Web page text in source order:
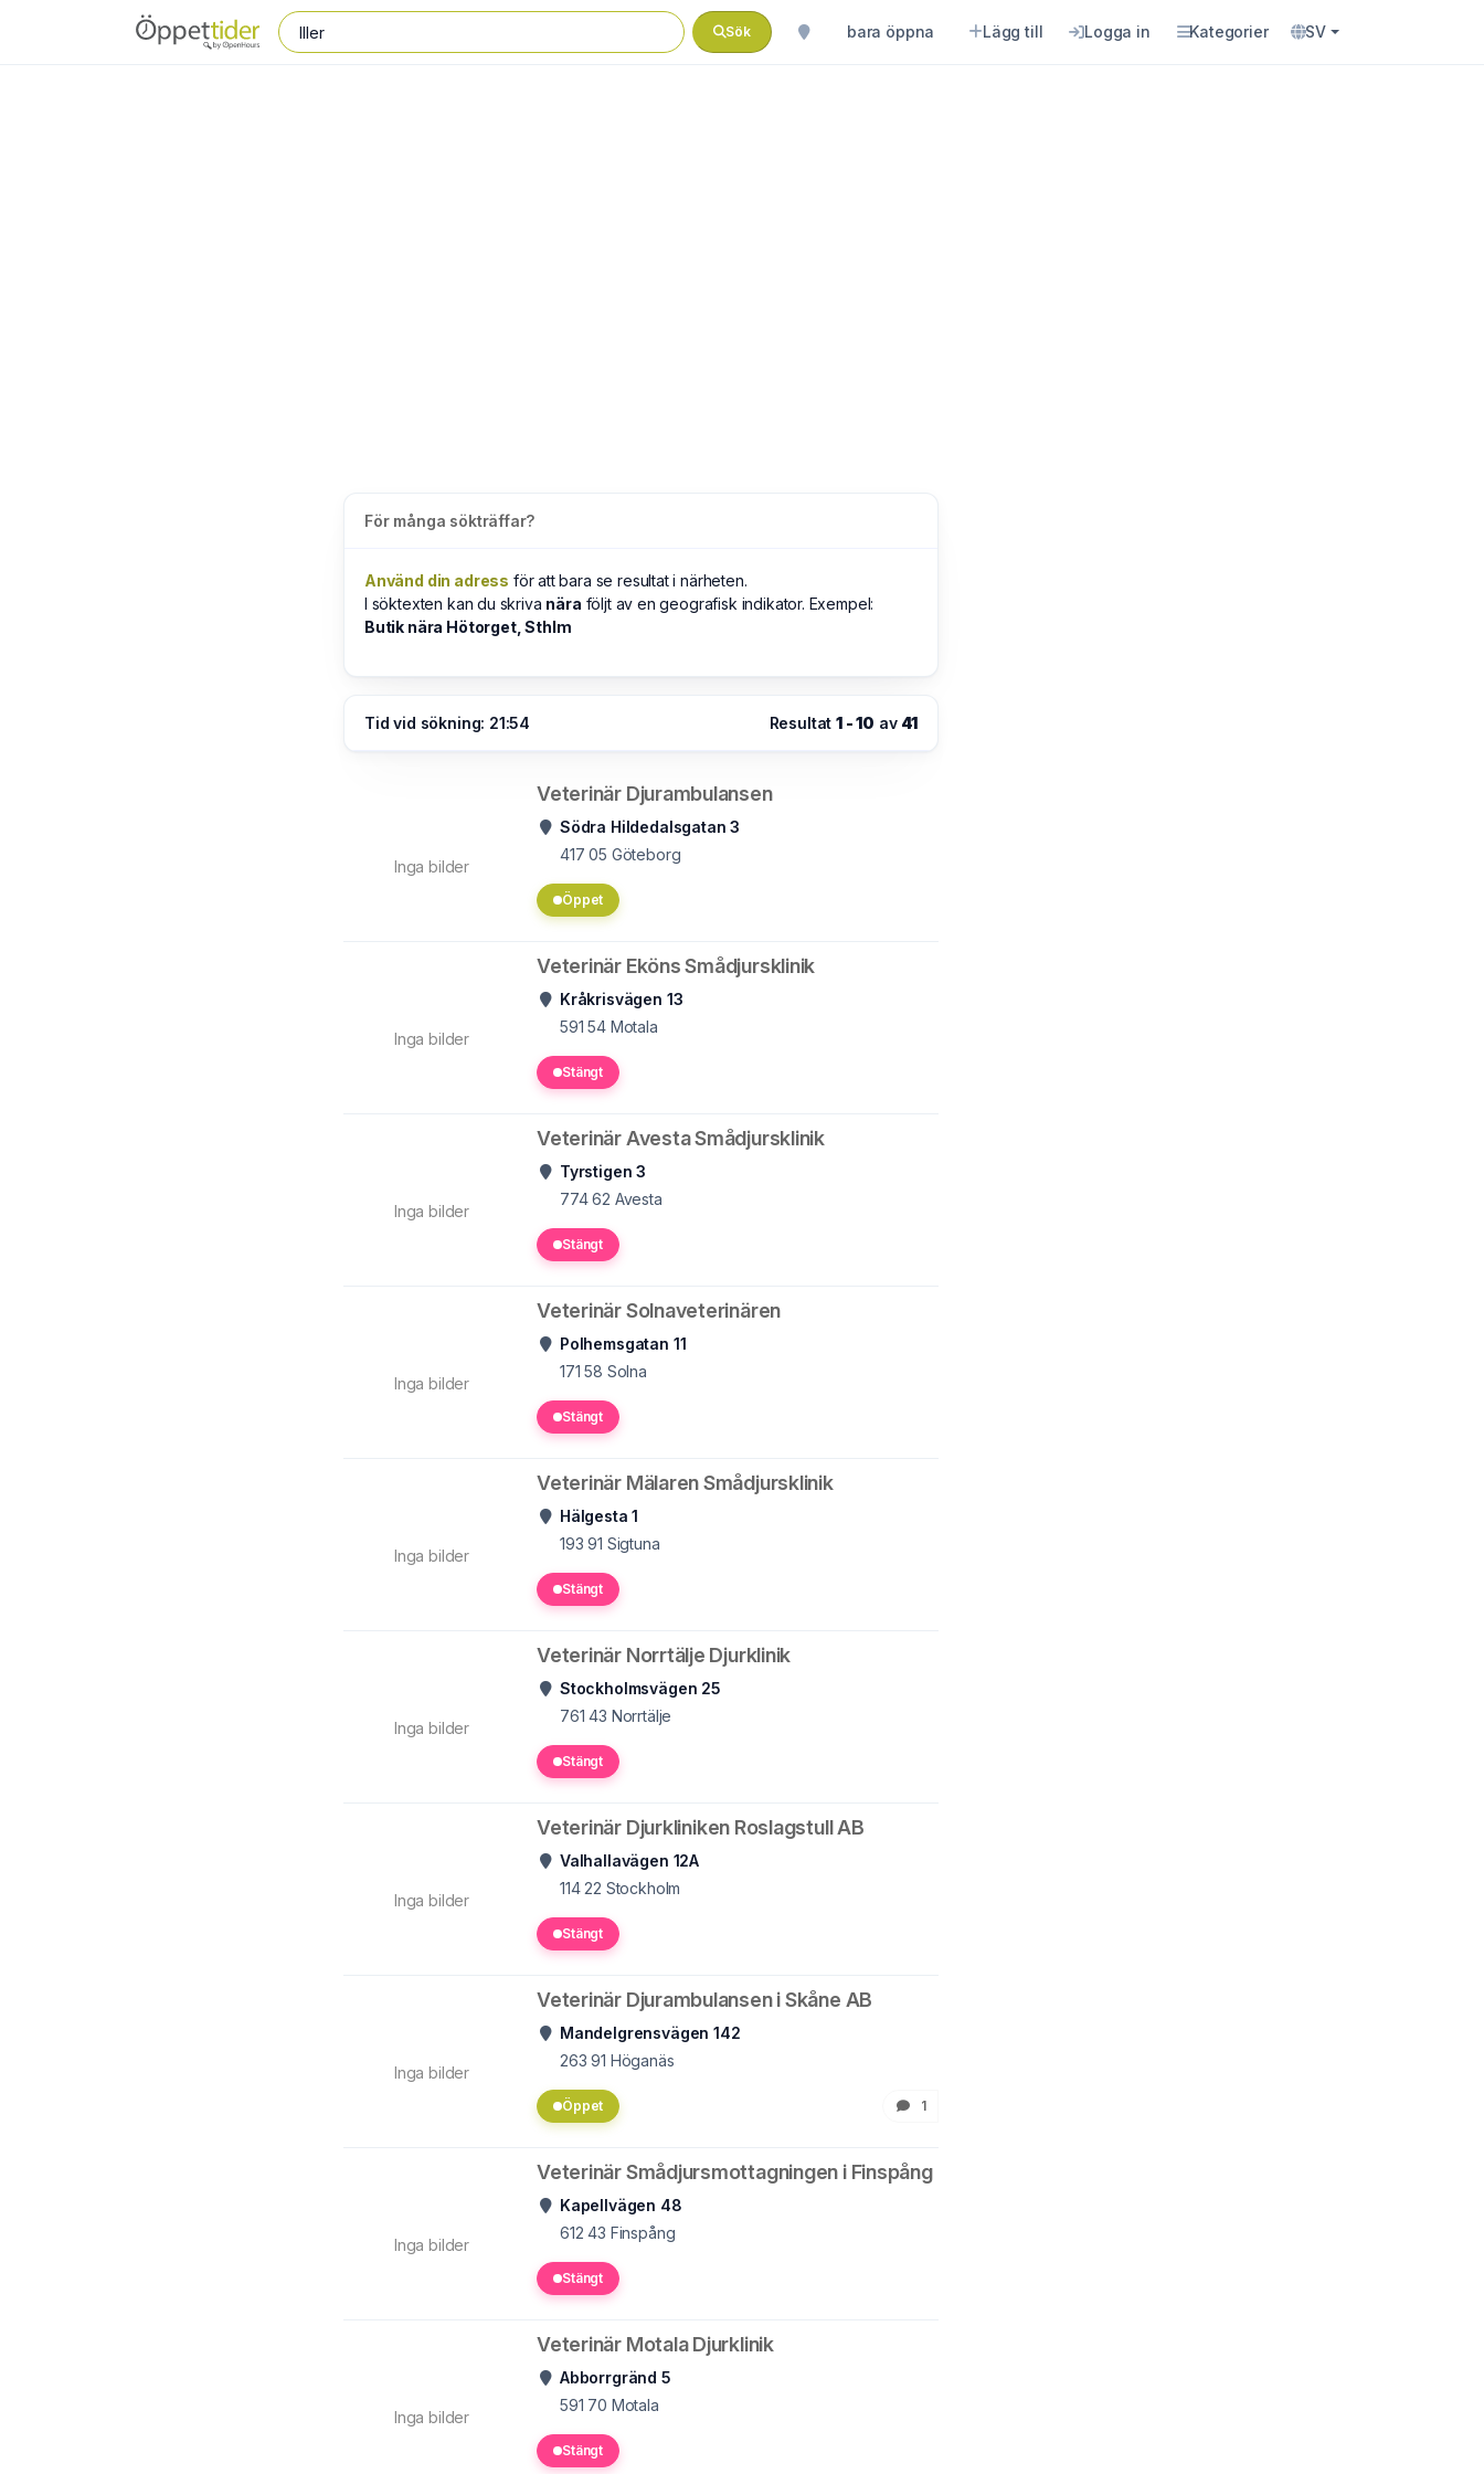
Sök bara öppna Lägg till Logga in Kategorier SV
För många sökträffar?
Använd din adress för att bara se resultat i närheten.
I söktexten kan du skriva nära följt av en geografisk indikator. Exempel:
Butik nära Hötorget, Sthlm
Tid vid sökning: 21:54 Resultat1 - 10 av 41
Inga bilder
Veterinär Djurambulansen
Södra Hildedalsgatan 3
417 05 Göteborg
Öppet
Inga bilder
Veterinär Eköns Smådjursklinik
Kråkrisvägen 13
591 54 Motala
Stängt
Inga bilder
Veterinär Avesta Smådjursklinik
Tyrstigen 3
774 62 Avesta
Stängt
Inga bilder
Veterinär Solnaveterinären
Polhemsgatan 11
171 58 Solna
Stängt
Inga bilder
Veterinär Mälaren Smådjursklinik
Hälgesta 1
193 91 Sigtuna
Stängt
Inga bilder
Veterinär Norrtälje Djurklinik
Stockholmsvägen 25
761 43 Norrtälje
Stängt
Inga bilder
Veterinär Djurkliniken Roslagstull AB
Valhallavägen 12A
114 22 Stockholm
Stängt
Inga bilder
Veterinär Djurambulansen i Skåne AB
Mandelgrensvägen 142
263 91 Höganäs
Öppet 1
Inga bilder
Veterinär Smådjursmottagningen i Finspång
Kapellvägen 48
612 43 Finspång
Stängt
Inga bilder
Veterinär Motala Djurklinik
Abborrgränd 5
591 70 Motala
Stängt